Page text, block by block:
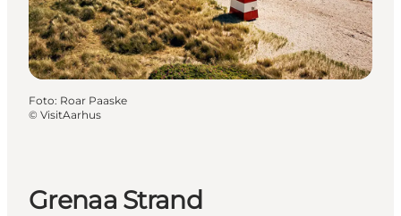
Foto: Roar Paaske
© VisitAarhus
Grenaa Strand